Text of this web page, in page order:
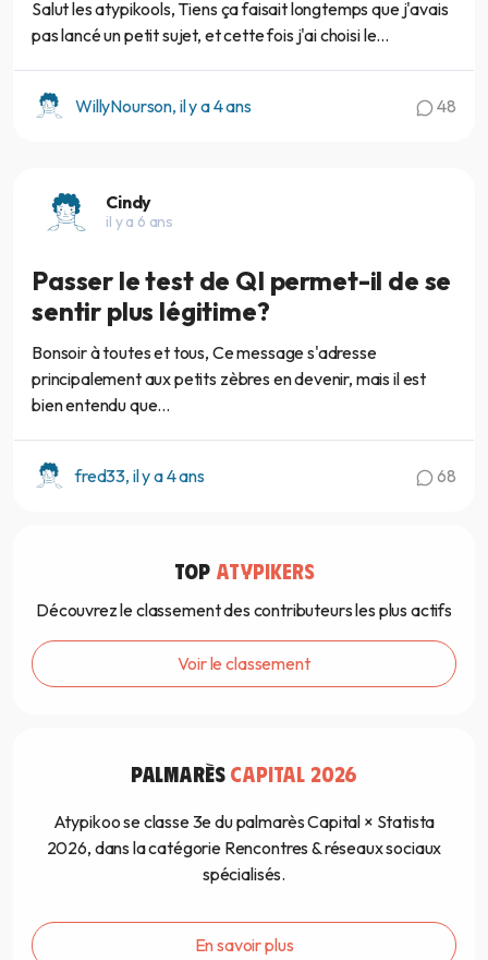
Salut les atypikools, Tiens ça faisait longtemps que j'avais
pas lancé un petit sujet, et cette fois j'ai choisi le...
WillyNourson, il y a 4 ans 48
Cindy
il y a 6 ans
Passer le test de QI permet-il de se
sentir plus légitime?
Bonsoir à toutes et tous, Ce message s'adresse
principalement aux petits zèbres en devenir, mais il est
bien entendu que...
fred33, il y a 4 ans 68
TOP ATYPIKERS
Découvrez le classement des contributeurs les plus actifs
Voir le classement
PALMARÈS CAPITAL 2026
Atypikoo se classe 3e du palmarès Capital × Statista
2026, dans la catégorie Rencontres & réseaux sociaux
spécialisés.
En savoir plus